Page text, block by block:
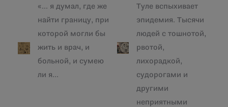
«… я думал, где же
найти границу, при
которой могли бы
жить и врач, и
больной, и сумею
ли я…
Туле вспыхивает
эпидемия. Тысячи
людей с тошнотой,
рвотой,
лихорадкой,
судорогами и
другими
неприятными